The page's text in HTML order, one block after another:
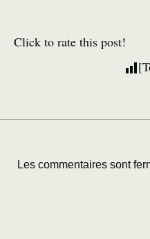
Click to rate this post!
Les commentaires sont